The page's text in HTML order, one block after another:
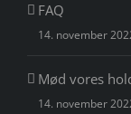
FAQ
14. november
Mød vores
14. november